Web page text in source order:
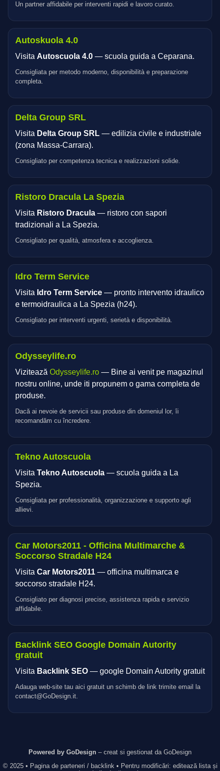
Un partner affidabile per interventi rapidi e lavoro curato.
Autoskuola 4.0
Visita Autoscuola 4.0 — scuola guida a Ceparana.
Consigliata per metodo moderno, disponibilità e preparazione
completa.
Delta Group SRL
Visita Delta Group SRL — edilizia civile e industriale
(zona Massa‑Carrara).
Consigliato per competenza tecnica e realizzazioni solide.
Ristoro Dracula La Spezia
Visita Ristoro Dracula — ristoro con sapori
tradizionali a La Spezia.
Consigliato per qualità, atmosfera e accoglienza.
Idro Term Service
Visita Idro Term Service — pronto intervento idraulico
e termoidraulica a La Spezia (h24).
Consigliato per interventi urgenti, serietà e disponibilità.
Odysseylife.ro
Vizitează Odysseylife.ro — Bine ai venit pe magazinul
nostru online, unde iti propunem o gama completa de
produse.
Dacă ai nevoie de servicii sau produse din domeniul lor, îi
recomandăm cu încredere.
Tekno Autoscuola
Visita Tekno Autoscuola — scuola guida a La
Spezia.
Consigliata per professionalità, organizzazione e supporto agli
allievi.
Car Motors2011 - Officina Multimarche &
Soccorso Stradale H24
Visita Car Motors2011 — officina multimarca e
soccorso stradale H24.
Consigliato per diagnosi precise, assistenza rapida e servizio
affidabile.
Backlink SEO Google Domain Autority
gratuit
Visita Backlink SEO — google Domain Autority gratuit
Adauga web-site tau aici gratuit un schimb de link trimite email la
contact@GoDesign.it.
Powered by GoDesign – creat si gestionat da GoDesign
© 2025 • Pagina de parteneri / backlink • Pentru modificări: editează lista și